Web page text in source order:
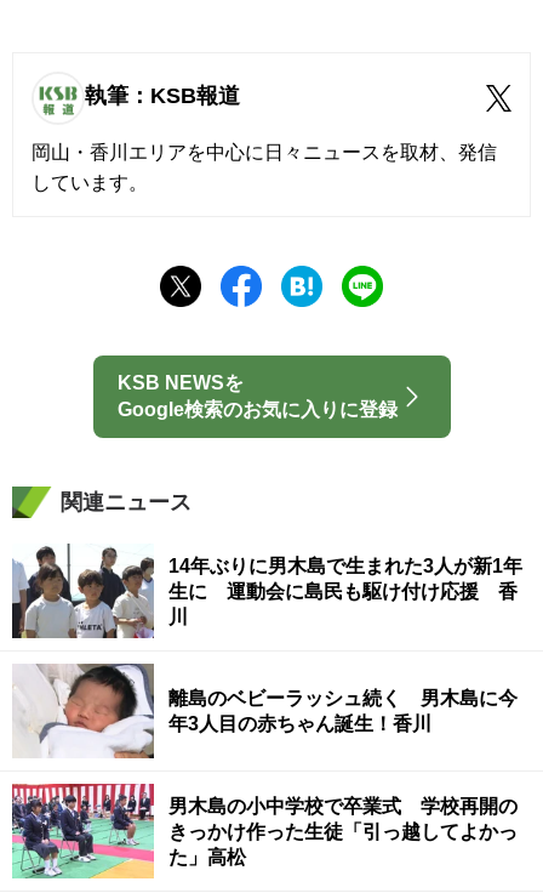
執筆：KSB報道
岡山・香川エリアを中心に日々ニュースを取材、発信
しています。
KSB NEWSを
Google検索のお気に入りに登録
関連ニュース
14年ぶりに男木島で生まれた3人が新1年
生に 運動会に島民も駆け付け応援 香
川
離島のベビーラッシュ続く 男木島に今
年3人目の赤ちゃん誕生！香川
男木島の小中学校で卒業式 学校再開の
きっかけ作った生徒「引っ越してよかっ
た」高松